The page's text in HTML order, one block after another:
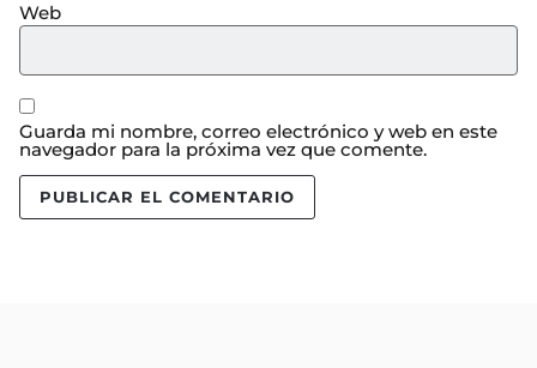
Web
Guarda mi nombre, correo electrónico y web en este
navegador para la próxima vez que comente.